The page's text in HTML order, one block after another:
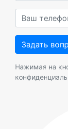
Нажимая на